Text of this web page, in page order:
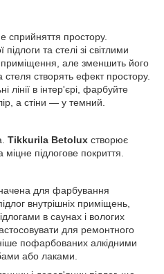
сприйняття простору.
та стелі зі світлими
приміщення, але зменшить його
стеля створять ефект простору.
лінії в інтер'єрі, фарбуйте
а стіни — у темний.
Tikkurila Betolux створює
міцне підлогове покриття.
для фарбування
внутрішніх приміщень,
в саунах і вологих
для ремонтного
пофарбованих алкідними
або лаками.